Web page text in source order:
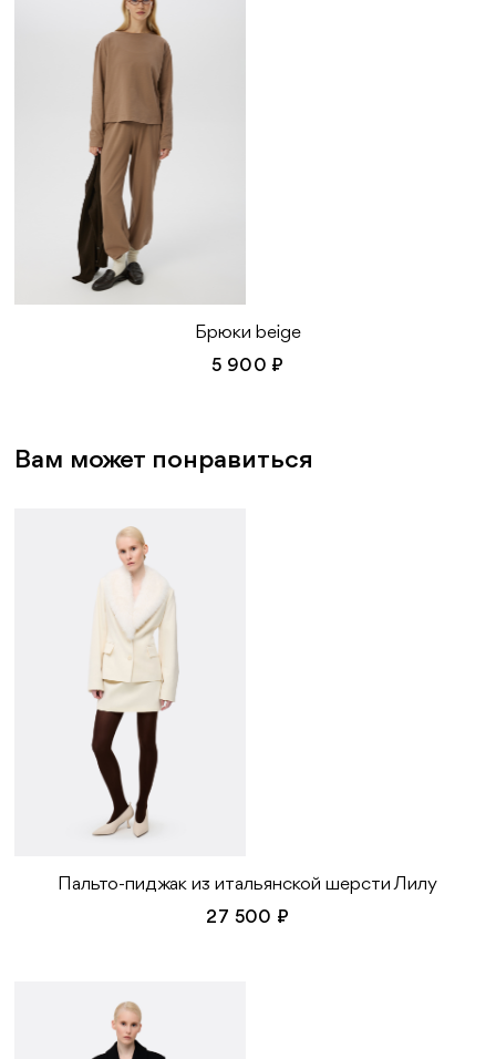
Брюки beige
5 900 ₽
Вам может понравиться
Пальто-пиджак из итальянской шерсти Лилу
27 500 ₽